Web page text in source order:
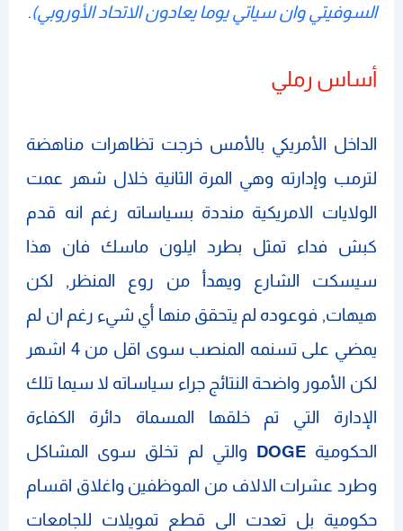
السوفيتي وان سياتي يوما يعادون الاتحاد الأوروبي).
أساس رملي
الداخل الأمريكي بالأمس خرجت تظاهرات مناهضة
لترمب وإدارته وهي المرة الثانية خلال شهر عمت
الولايات الامريكية منددة بسياساته رغم انه قدم
كبش فداء تمثل بطرد ايلون ماسك فان هذا
سيسكت الشارع ويهدأ من روع المنظر, لكن
هيهات, فوعوده لم يتحقق منها أي شيء رغم ان لم
يمضي على تسنمه المنصب سوى اقل من 4 اشهر
لكن الأمور واضحة النتائج جراء سياساته لا سيما تلك
الإدارة التي تم خلقها المسماة دائرة الكفاءة
الحكوميةDOGE والتي لم تخلق سوى المشاكل
وطرد عشرات الالاف من الموظفين واغلاق اقسام
حكومية بل تعدت الى قطع تمويلات للجامعات